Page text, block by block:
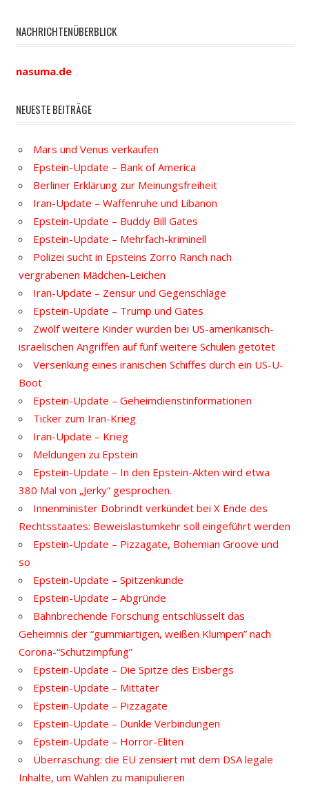
NACHRICHTENÜBERBLICK
nasuma.de
NEUESTE BEITRÄGE
Mars und Venus verkaufen
Epstein-Update – Bank of America
Berliner Erklärung zur Meinungsfreiheit
Iran-Update – Waffenruhe und Libanon
Epstein-Update – Buddy Bill Gates
Epstein-Update – Mehrfach-kriminell
Polizei sucht in Epsteins Zorro Ranch nach
vergrabenen Mädchen-Leichen
Iran-Update – Zensur und Gegenschläge
Epstein-Update – Trump und Gates
Zwölf weitere Kinder wurden bei US-amerikanisch-
israelischen Angriffen auf fünf weitere Schulen getötet
Versenkung eines iranischen Schiffes durch ein US-U-
Boot
Epstein-Update – Geheimdienstinformationen
Ticker zum Iran-Krieg
Iran-Update – Krieg
Meldungen zu Epstein
Epstein-Update – In den Epstein-Akten wird etwa
380 Mal von „Jerky“ gesprochen.
Innenminister Dobrindt verkündet bei X Ende des
Rechtsstaates: Beweislastumkehr soll eingeführt werden
Epstein-Update – Pizzagate, Bohemian Groove und
so
Epstein-Update – Spitzenkunde
Epstein-Update – Abgründe
Bahnbrechende Forschung entschlüsselt das
Geheimnis der “gummiartigen, weißen Klumpen” nach
Corona-“Schutzimpfung”
Epstein-Update – Die Spitze des Eisbergs
Epstein-Update – Mittäter
Epstein-Update – Pizzagate
Epstein-Update – Dunkle Verbindungen
Epstein-Update – Horror-Eliten
Überraschung: die EU zensiert mit dem DSA legale
Inhalte, um Wahlen zu manipulieren